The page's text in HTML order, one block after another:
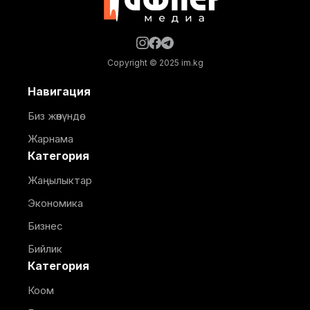
Copyright © 2025 im.kg
Навигация
Биз жөнүндө
Жарнама
Категория
Жаңылыктар
Экономика
Бизнес
Бийлик
Категория
Коом